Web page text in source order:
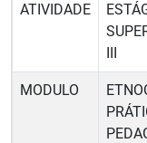
ATIVIDADE
III
MODULO